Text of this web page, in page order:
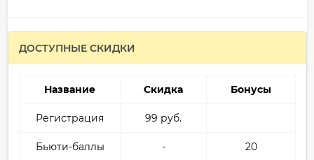
ДОСТУПНЫЕ СКИДКИ
Название Скидка Бонусы
Регистрация 99 руб.
Бьюти-баллы - 20